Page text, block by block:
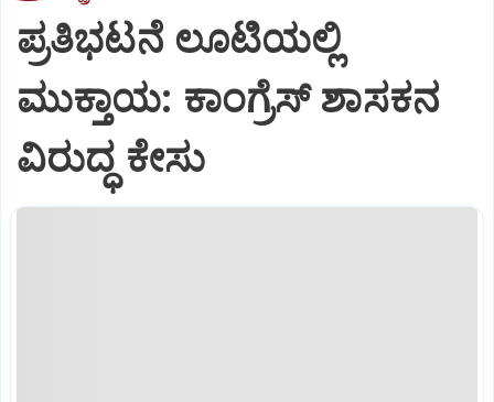
ಪ್ರತಿಭಟನೆ ಲೂಟಿಯಲ್ಲಿ
ಮುಕ್ತಾಯ: ಕಾಂಗ್ರೆಸ್‌ ಶಾಸಕನ
ವಿರುದ್ಧ ಕೇಸು